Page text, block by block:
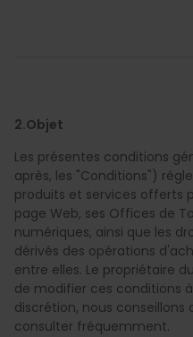
2.Objet
Les présentes conditions
après, les "Conditions")
produits et services offerts
page Web, ses Offices de
numériques, ainsi que les
dérivés des opérations
entre elles. Le propriétaire
de modifier ces conditions
discrétion, nous conseillons
consulter fréquemment.